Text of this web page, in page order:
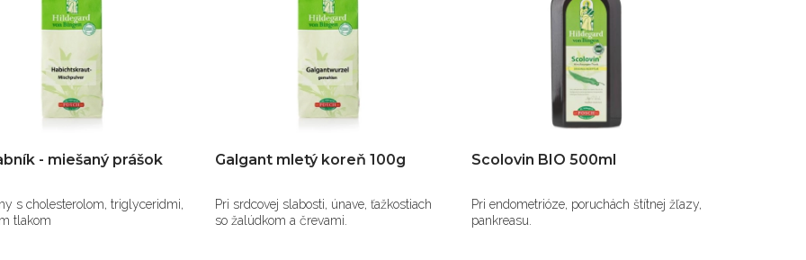
- miešaný prášok
cholesterolom, triglyceridmi,
tlakom
Galgant mletý koreň 100g
Pri srdcovej slabosti, únave, ťažkostiach
so žalúdkom a črevami.
Scolovin BIO 500ml
Pri endometrióze, poruchách štítnej žľazy,
pankreasu.